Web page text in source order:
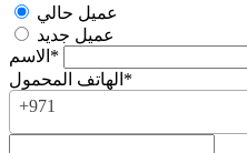
عميل حالي
عميل جديد
الاسم*
الهاتف المحمول*
+971